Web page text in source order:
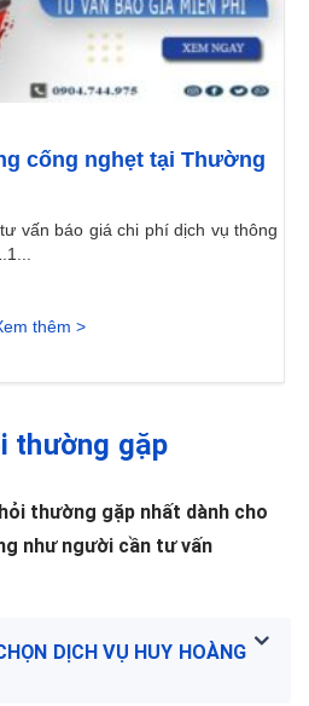
cống nghẹt tại Thường
vấn báo giá chi phí dịch vụ thông
thêm >
thường gặp
thường gặp nhất dành cho
như người cần tư vấn
DỊCH VỤ HUY HOÀNG